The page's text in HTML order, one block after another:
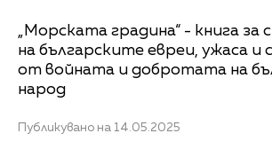
„Морската градина“ - книга за
на българските евреи, ужаса и
от войната и добротата на
народ
Публикувано на 14.05.2025